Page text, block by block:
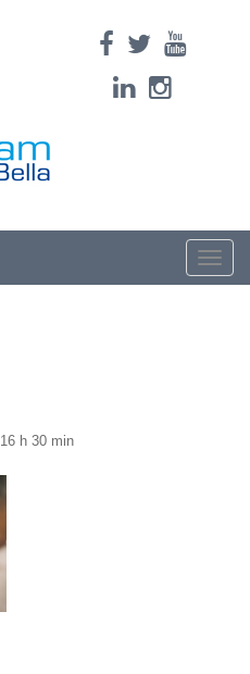
Toggle
16 h 30 min